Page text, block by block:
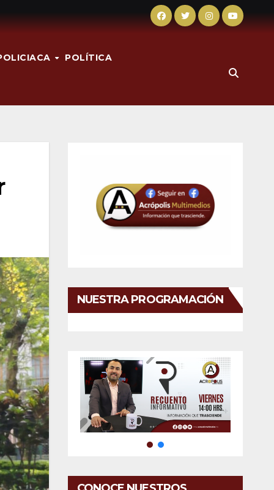
POLÍTICA
NUESTRA PROGRAMACIÓN